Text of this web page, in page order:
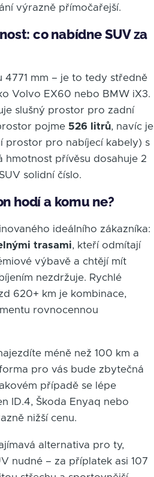
výrazně přímočařejší.
co nabídne SUV za
4771 mm – je to tedy středně
Volvo EX60 nebo BMW iX3.
slušný prostor pro zadní
pojme 526 litrů, navíc je
prostor pro nabíjecí kabely) s
hmotnost přívěsu dosahuje 2
solidní číslo.
hodí a komu ne?
ideálního zákazníka:
trasami, kteří odmítají
výbavě a chtějí mít
nezdržuje. Rychlé
620+ km je kombinace,
rovnocennou
méně než 100 km a
pro vás bude zbytečná
případě se lépe
ID.4, Škoda Enyaq nebo
nižší cenu.
alternativa pro ty,
nudné – za příplatek asi 107